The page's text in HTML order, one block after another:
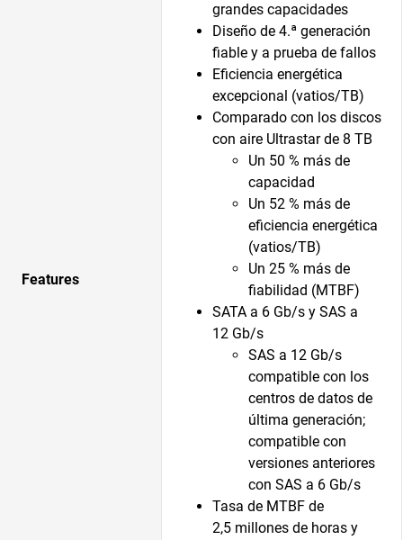
Features
grandes capacidades
Diseño de 4.ª generación
fiable y a prueba de fallos
Eficiencia energética
excepcional (vatios/TB)
Comparado con los discos
con aire Ultrastar de 8 TB
Un 50 % más de
capacidad
Un 52 % más de
eficiencia energética
(vatios/TB)
Un 25 % más de
fiabilidad (MTBF)
SATA a 6 Gb/s y SAS a
12 Gb/s
SAS a 12 Gb/s
compatible con los
centros de datos de
última generación;
compatible con
versiones anteriores
con SAS a 6 Gb/s
Tasa de MTBF de
2,5 millones de horas y